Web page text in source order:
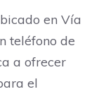
en Vía
teléfono de
a ofrecer
el